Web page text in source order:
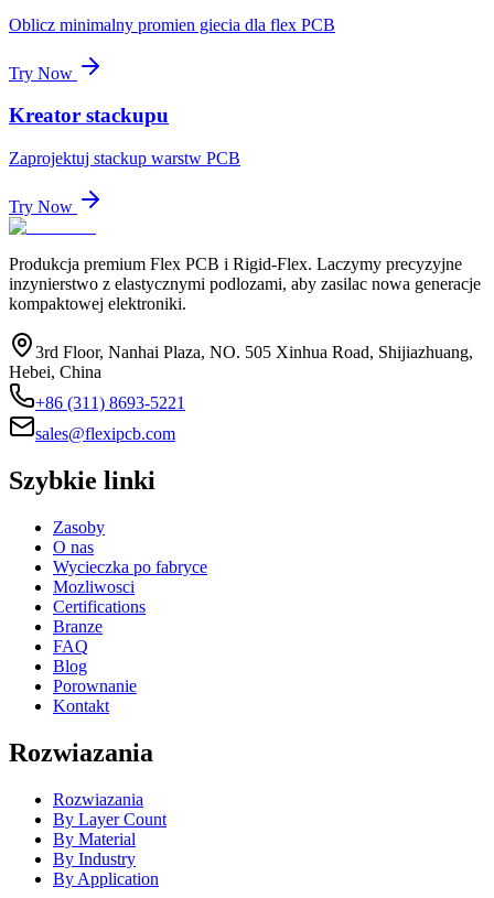
Oblicz minimalny promien giecia dla flex PCB
Try Now
Kreator stackupu
Zaprojektuj stackup warstw PCB
Try Now
Produkcja premium Flex PCB i Rigid-Flex. Laczymy precyzyjne
inzynierstwo z elastycznymi podlozami, aby zasilac nowa generacje
kompaktowej elektroniki.
3rd Floor, Nanhai Plaza, NO. 505 Xinhua Road, Shijiazhuang,
Hebei, China
+86 (311) 8693-5221
sales@flexipcb.com
Szybkie linki
Zasoby
O nas
Wycieczka po fabryce
Mozliwosci
Certifications
Branze
FAQ
Blog
Porownanie
Kontakt
Rozwiazania
Rozwiazania
By Layer Count
By Material
By Industry
By Application